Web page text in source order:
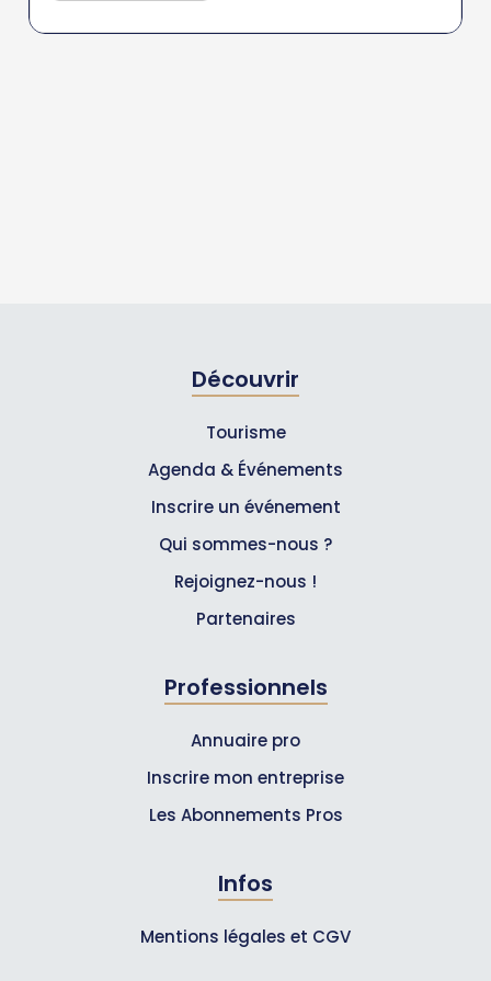
Découvrir
Tourisme
Agenda & Événements
Inscrire un événement
Qui sommes-nous ?
Rejoignez-nous !
Partenaires
Professionnels
Annuaire pro
Inscrire mon entreprise
Les Abonnements Pros
Infos
Mentions légales et CGV